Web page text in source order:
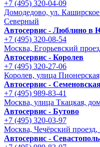
+7 (495) 320-04-09
Домодедово, ул.
Северный
Автосервис - Люблино
+7 (495) 320-08-54
Москва, Егорьевский
Автосервис - Королев
+7 (495) 320-27-06
Королев, улица
Автосервис -
+7 (495) 989-83-41
Москва, улица Ткацкая,
Автосервис - Бутово
+7 (495) 320-03-97
Москва, Чечёрский проезд,
Автосервис -